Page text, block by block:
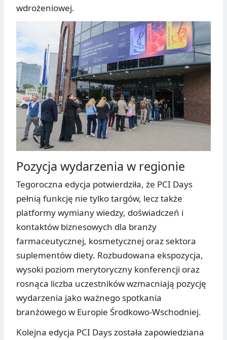
wdrożeniowej.
Pozycja wydarzenia w regionie
Tegoroczna edycja potwierdziła, że PCI Days
pełnią funkcję nie tylko targów, lecz także
platformy wymiany wiedzy, doświadczeń i
kontaktów biznesowych dla branży
farmaceutycznej, kosmetycznej oraz sektora
suplementów diety. Rozbudowana ekspozycja,
wysoki poziom merytoryczny konferencji oraz
rosnąca liczba uczestników wzmacniają pozycję
wydarzenia jako ważnego spotkania
branżowego w Europie Środkowo-Wschodniej.
Kolejna edycja PCI Days została zapowiedziana